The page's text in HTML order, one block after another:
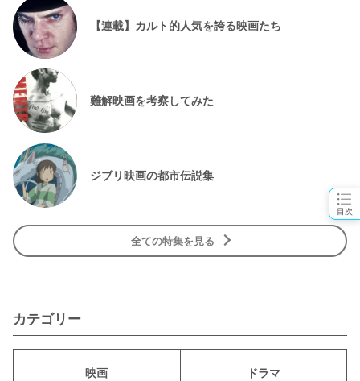
目次
【連載】カルト的人気を誇る映画たち
難解映画を考察してみた
ジブリ映画の都市伝説集
全ての特集を見る
カテゴリー
映画 ドラマ